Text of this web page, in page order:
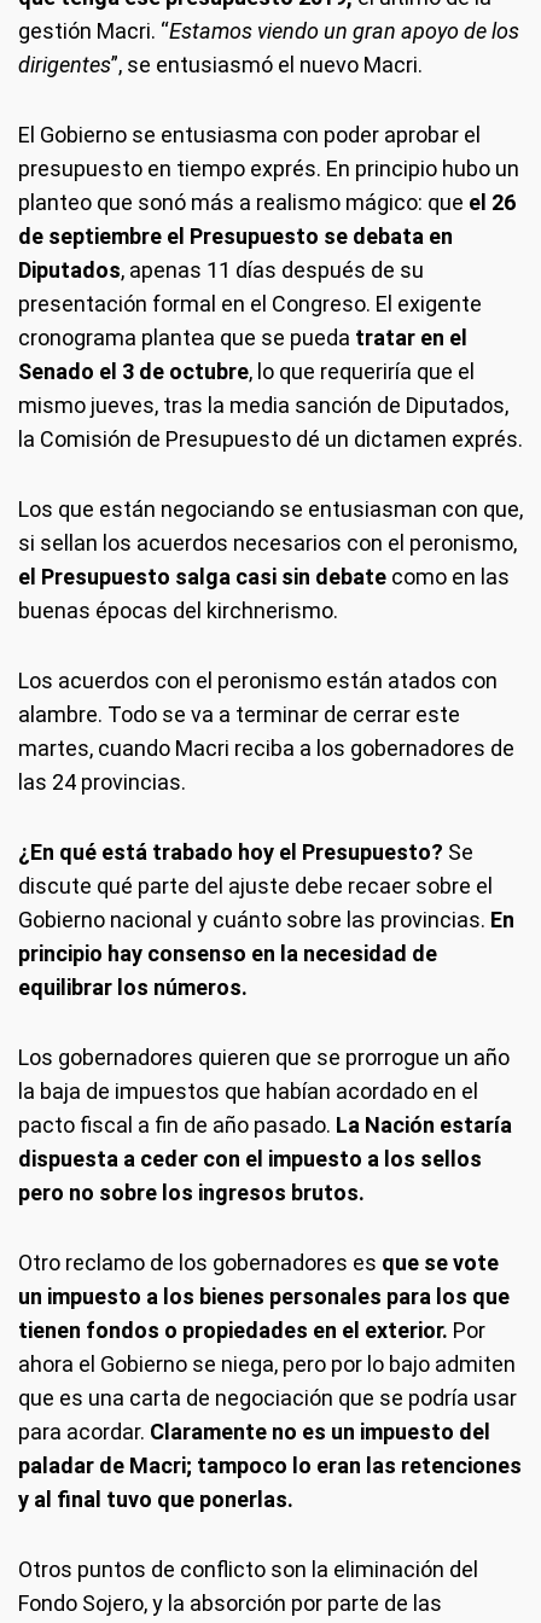
gestión Macri. “Estamos viendo un gran apoyo de los
dirigentes”, se entusiasmó el nuevo Macri.
El Gobierno se entusiasma con poder aprobar el
presupuesto en tiempo exprés. En principio hubo un
planteo que sonó más a realismo mágico: que el 26
de septiembre el Presupuesto se debata en
Diputados, apenas 11 días después de su
presentación formal en el Congreso. El exigente
cronograma plantea que se pueda tratar en el
Senado el 3 de octubre, lo que requeriría que el
mismo jueves, tras la media sanción de Diputados,
la Comisión de Presupuesto dé un dictamen exprés.
Los que están negociando se entusiasman con que,
si sellan los acuerdos necesarios con el peronismo,
el Presupuesto salga casi sin debate como en las
buenas épocas del kirchnerismo.
Los acuerdos con el peronismo están atados con
alambre. Todo se va a terminar de cerrar este
martes, cuando Macri reciba a los gobernadores de
las 24 provincias.
¿En qué está trabado hoy el Presupuesto? Se
discute qué parte del ajuste debe recaer sobre el
Gobierno nacional y cuánto sobre las provincias. En
principio hay consenso en la necesidad de
equilibrar los números.
Los gobernadores quieren que se prorrogue un año
la baja de impuestos que habían acordado en el
pacto fiscal a fin de año pasado. La Nación estaría
dispuesta a ceder con el impuesto a los sellos
pero no sobre los ingresos brutos.
Otro reclamo de los gobernadores es que se vote
un impuesto a los bienes personales para los que
tienen fondos o propiedades en el exterior. Por
ahora el Gobierno se niega, pero por lo bajo admiten
que es una carta de negociación que se podría usar
para acordar. Claramente no es un impuesto del
paladar de Macri; tampoco lo eran las retenciones
y al final tuvo que ponerlas.
Otros puntos de conflicto son la eliminación del
Fondo Sojero, y la absorción por parte de las